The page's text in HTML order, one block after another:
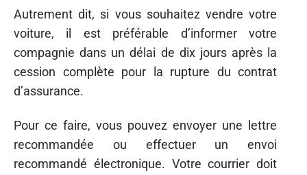
Autrement dit, si vous souhaitez vendre votre
voiture, il est préférable d’informer votre
compagnie dans un délai de dix jours après la
cession complète pour la rupture du contrat
d’assurance.
Pour ce faire, vous pouvez envoyer une lettre
recommandée ou effectuer un envoi
recommandé électronique. Votre courrier doit